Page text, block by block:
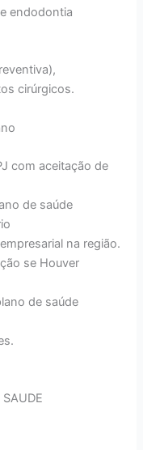
endodontia
cirúrgicos.
com aceitação de
de saúde
na região.
se Houver
de saúde